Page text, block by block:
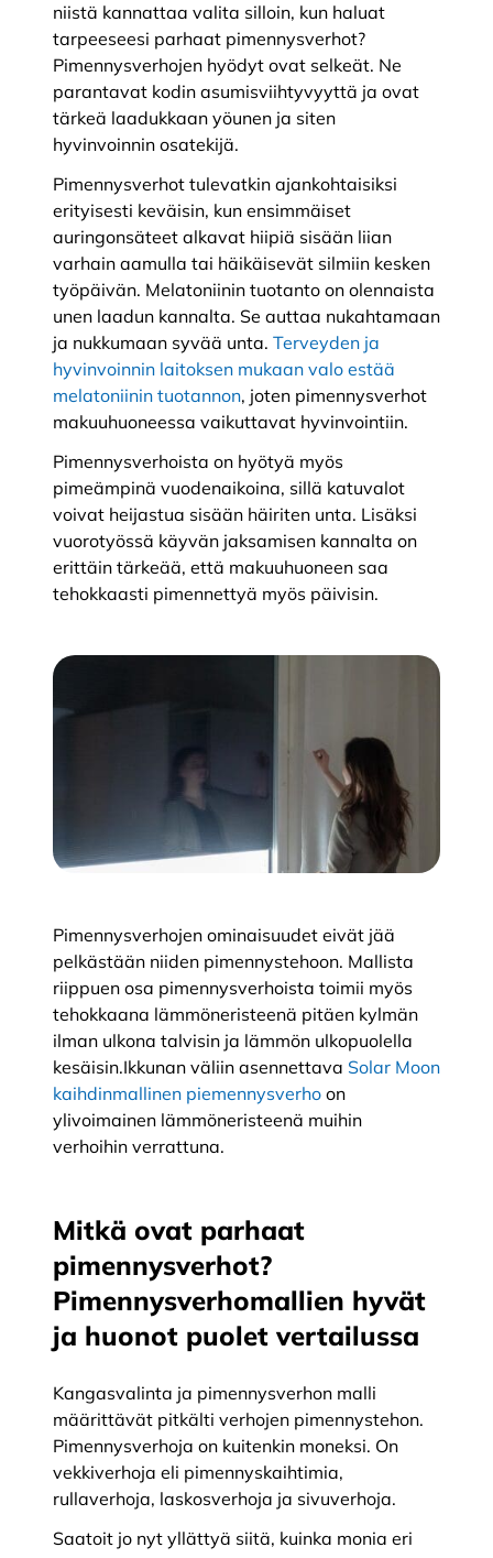
niistä kannattaa valita silloin, kun haluat
tarpeeseesi parhaat pimennysverhot?
Pimennysverhojen hyödyt ovat selkeät. Ne
parantavat kodin asumisviihtyvyyttä ja ovat
tärkeä laadukkaan yöunen ja siten
hyvinvoinnin osatekijä.
Pimennysverhot tulevatkin ajankohtaisiksi
erityisesti keväisin, kun ensimmäiset
auringonsäteet alkavat hiipiä sisään liian
varhain aamulla tai häikäisevät silmiin kesken
työpäivän. Melatoniinin tuotanto on olennaista
unen laadun kannalta. Se auttaa nukahtamaan
ja nukkumaan syvää unta. Terveyden ja
hyvinvoinnin laitoksen mukaan valo estää
melatoniinin tuotannon, joten pimennysverhot
makuuhuoneessa vaikuttavat hyvinvointiin.
Pimennysverhoista on hyötyä myös
pimeämpinä vuodenaikoina, sillä katuvalot
voivat heijastua sisään häiriten unta. Lisäksi
vuorotyössä käyvän jaksamisen kannalta on
erittäin tärkeää, että makuuhuoneen saa
tehokkaasti pimennettyä myös päivisin.
Pimennysverhojen ominaisuudet eivät jää
pelkästään niiden pimennystehoon. Mallista
riippuen osa pimennysverhoista toimii myös
tehokkaana lämmöneristeenä pitäen kylmän
ilman ulkona talvisin ja lämmön ulkopuolella
kesäisin.Ikkunan väliin asennettava Solar Moon
kaihdinmallinen piemennysverho on
ylivoimainen lämmöneristeenä muihin
verhoihin verrattuna.
Mitkä ovat parhaat
pimennysverhot?
Pimennysverhomallien hyvät
ja huonot puolet vertailussa
Kangasvalinta ja pimennysverhon malli
määrittävät pitkälti verhojen pimennystehon.
Pimennysverhoja on kuitenkin moneksi. On
vekkiverhoja eli pimennyskaihtimia,
rullaverhoja, laskosverhoja ja sivuverhoja.
Saatoit jo nyt yllättyä siitä, kuinka monia eri